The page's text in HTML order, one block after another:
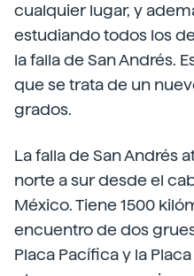
cualquier lugar, y
estudiando todos los
la falla de San Andrés.
que se trata de un
grados.
La falla de San Andrés
norte a sur desde el
México. Tiene 1500
encuentro de dos
Placa Pacífica y la